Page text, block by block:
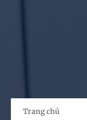
Trang chủ